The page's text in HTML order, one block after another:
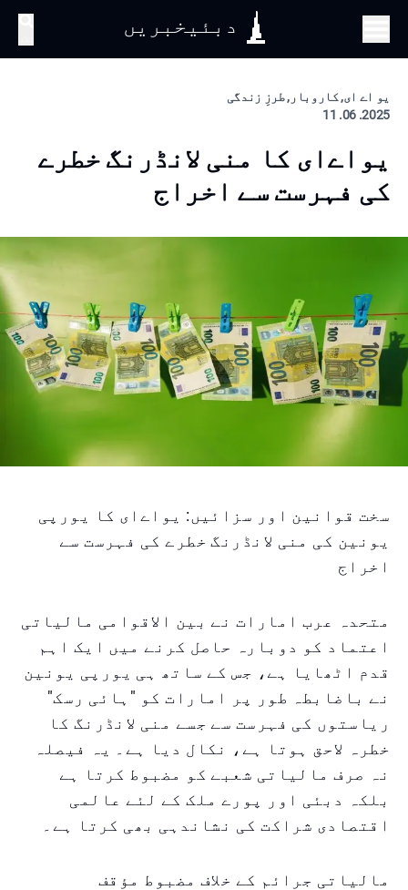
دبئیخبریں
یو اے ای, کاروبار, طرزِ زندگی
2025. 06. 11
یواےای کا منی لانڈرنگ خطرے
کی فہرست سے اخراج
سخت قوانین اور سزائیں: یواےای کا یورپی
یونین کی منی لانڈرنگ خطرے کی فہرست سے
اخراج
متحدہ عرب امارات نے بین الاقوامی مالیاتی
اعتماد کو دوبارہ حاصل کرنے میں ایک اہم
قدم اٹھایا ہے، جس کے ساتھ ہی یورپی یونین
نے باضابطہ طور پر امارات کو "ہائی رسک"
ریاستوں کی فہرست سے جسے منی لانڈرنگ کا
خطرہ لاحق ہوتا ہے، نکال دیا ہے۔ یہ فیصلہ
نہ صرف مالیاتی شعبے کو مضبوط کرتا ہے
بلکہ دبئی اور پورے ملک کے لئے عالمی
اقتصادی شراکت کی نشاندہی بھی کرتا ہے۔
مالیاتی جرائم کے خلاف مضبوط مؤقف